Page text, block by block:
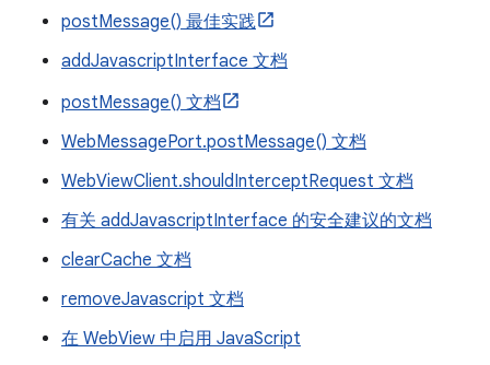
postMessage() 最佳实践
addJavascriptInterface 文档
postMessage() 文档
WebMessagePort.postMessage() 文档
WebViewClient.shouldInterceptRequest 文档
有关 addJavascriptInterface 的安全建议的文档
clearCache 文档
removeJavascript 文档
在 WebView 中启用 JavaScript